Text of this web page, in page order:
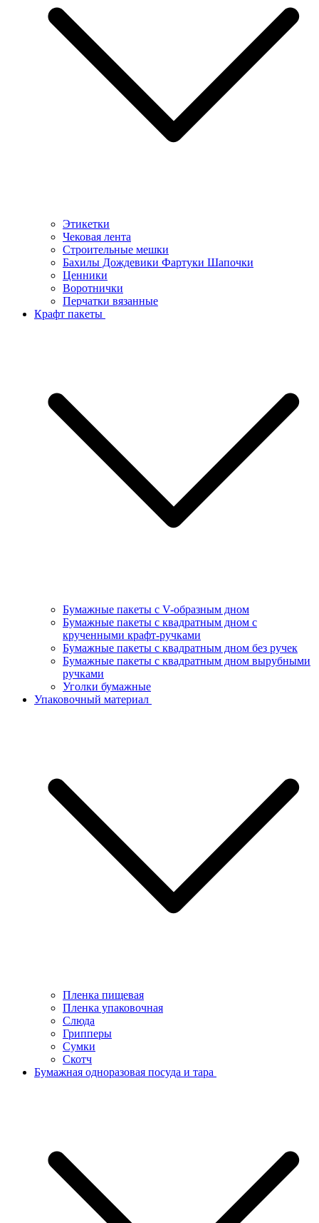
Этикетки
Чековая лента
Строительные мешки
Бахилы Дождевики Фартуки Шапочки
Ценники
Воротнички
Перчатки вязанные
Крафт пакеты
Бумажные пакеты с V-образным дном
Бумажные пакеты с квадратным дном с
крученными крафт-ручками
Бумажные пакеты с квадратным дном без ручек
Бумажные пакеты с квадратным дном вырубными
ручками
Уголки бумажные
Упаковочный материал
Пленка пищевая
Пленка упаковочная
Слюда
Грипперы
Сумки
Скотч
Бумажная одноразовая посуда и тара